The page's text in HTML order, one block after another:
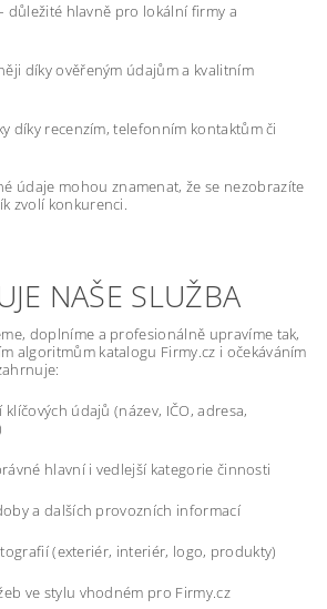
důležité hlavně pro lokální firmy a
díky ověřeným údajům a kvalitním
díky recenzím, telefonním kontaktům či
údaje mohou znamenat, že se nezobrazíte
zvolí konkurenci.
NAŠE SLUŽBA
doplníme a profesionálně upravíme tak,
algoritmům katalogu Firmy.cz i očekáváním
údajů (název, IČO, adresa,
hlavní i vedlejší kategorie činnosti
a dalších provozních informací
(exteriér, interiér, logo, produkty)
ve stylu vhodném pro Firmy.cz